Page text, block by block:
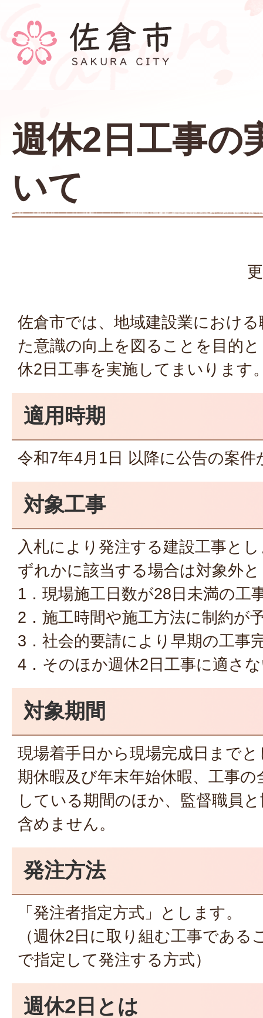
週休2日工事の
いて
佐倉市では、地域建設業におけ
た意識の向上を図ることを目的
休2日工事を実施してまいります
適用時期
令和7年4月1日 以降に公告の案
対象工事
入札により発注する建設工事と
ずれかに該当する場合は対象外
1．現場施工日数が28日未満の工
2．施工時間や施工方法に制約が
3．社会的要請により早期の工事
4．そのほか週休2日工事に適さ
対象期間
現場着手日から現場完成日まで
期休暇及び年末年始休暇、工事
している期間のほか、監督職員
含めません。
発注方法
「発注者指定方式」とします。
（週休2日に取り組む工事である
で指定して発注する方式）
週休2日とは